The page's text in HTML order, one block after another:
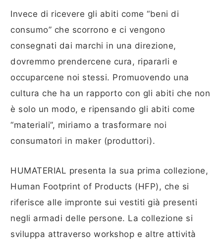
Invece di ricevere gli abiti come “beni di
consumo” che scorrono e ci vengono
consegnati dai marchi in una direzione,
dovremmo prendercene cura, ripararli e
occuparcene noi stessi. Promuovendo una
cultura che ha un rapporto con gli abiti che non
è solo un modo, e ripensando gli abiti come
“materiali”, miriamo a trasformare noi
consumatori in maker (produttori).
HUMATERIAL presenta la sua prima collezione,
Human Footprint of Products (HFP), che si
riferisce alle impronte sui vestiti già presenti
negli armadi delle persone. La collezione si
sviluppa attraverso workshop e altre attività